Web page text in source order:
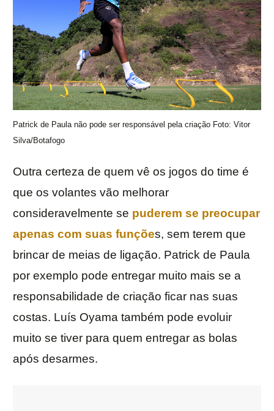
Patrick de Paula não pode ser responsável pela criação Foto: Vitor
Silva/Botafogo
Outra certeza de quem vê os jogos do time é
que os volantes vão melhorar
consideravelmente se puderem se preocupar
apenas com suas funções, sem terem que
brincar de meias de ligação. Patrick de Paula
por exemplo pode entregar muito mais se a
responsabilidade de criação ficar nas suas
costas. Luís Oyama também pode evoluir
muito se tiver para quem entregar as bolas
após desarmes.